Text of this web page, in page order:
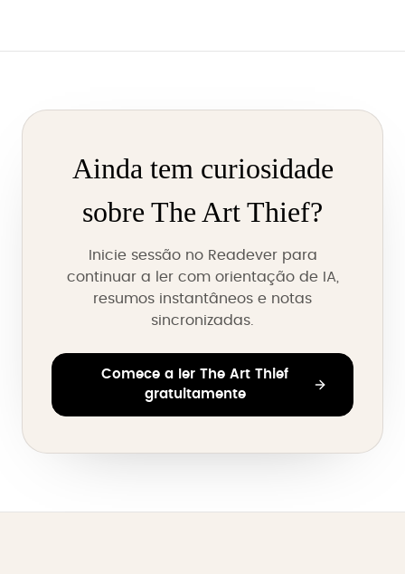
Ainda tem curiosidade
sobre The Art Thief?
Inicie sessão no Readever para
continuar a ler com orientação de IA,
resumos instantâneos e notas
sincronizadas.
Comece a ler The Art Thief
gratuitamente